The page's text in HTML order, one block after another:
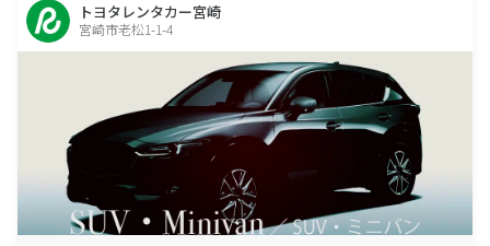
トヨタレンタカー宮崎
宮崎市老松1-1-4